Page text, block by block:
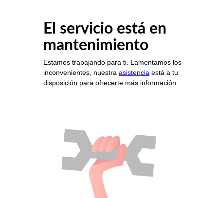
El servicio está en
mantenimiento
Estamos trabajando para ti. Lamentamos los
inconvenientes, nuestra asistencia está a tu
disposición para ofrecerte más información